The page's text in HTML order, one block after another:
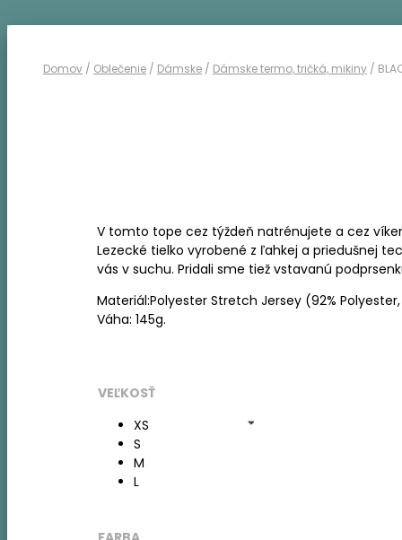
Domov / Oblečenie / Dámske / Dámske termo, tričká, mikiny /
V tomto tope cez týždeň natrénujete a cez
Lezecké tielko vyrobené z ľahkej a priedušnej
vás v suchu. Pridali sme tiež vstavanú
Materiál:Polyester Stretch Jersey (92% Polyester,
Váha: 145g.
VEĽKOSŤ
XS
S
M
L